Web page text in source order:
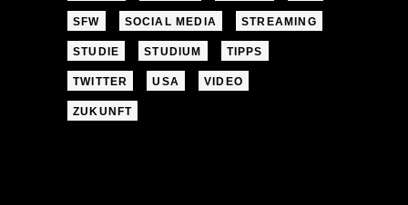
SFW SOCIAL MEDIA STREAMING
STUDIE STUDIUM TIPPS
TWITTER USA VIDEO
ZUKUNFT